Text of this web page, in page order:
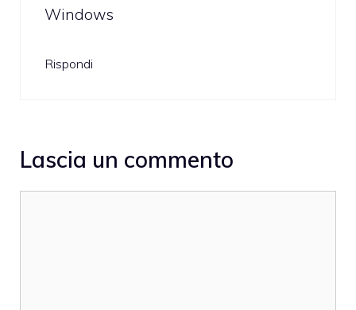
Windows
Rispondi
Lascia un commento